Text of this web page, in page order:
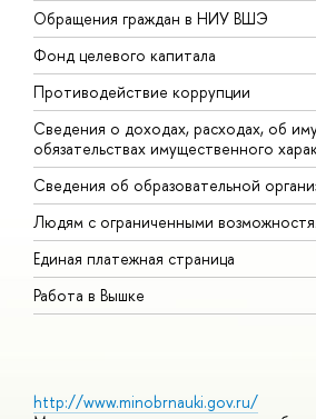
Обращения граждан в НИУ ВШЭ
Фонд целевого капитала
Противодействие коррупции
Сведения о доходах, расходах, об
обязательствах имущественного
Сведения об образовательной
Людям с ограниченными
Единая платежная страница
Работа в Вышке
http://www.minobrnauki.gov.ru/